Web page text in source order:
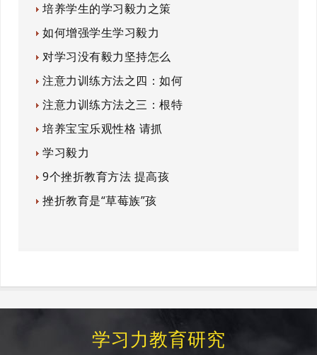
培养学生的学习毅力之策
如何增强学生学习毅力
对学习没有毅力坚持怎么
注意力训练方法之四：如何
注意力训练方法之三：根特
培养宝宝乐观性格 请抓
学习毅力
9个挫折教育方法 提高孩
挫折教育是“草莓族”孩
学习力教育研究